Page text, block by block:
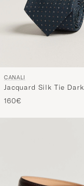
CANALI
Jacquard Silk Tie Dark
Green
160€